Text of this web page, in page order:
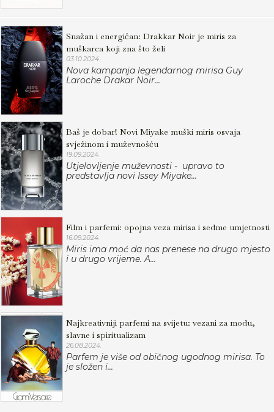
Snažan i energičan: Drakkar Noir je miris za
muškarca koji zna što želi
03.10.2024.
Nova kampanja legendarnog mirisa Guy
Laroche Drakar Noir...
Baš je dobar! Novi Miyake muški miris osvaja
svježinom i muževnošću
19.09.2024.
Utjelovljenje muževnosti - upravo to
predstavlja novi Issey Miyake...
Film i parfemi: opojna veza mirisa i sedme umjetnosti
16.09.2024.
Miris ima moć da nas prenese na drugo mjesto
i u drugo vrijeme. A...
Najkreativniji parfemi na svijetu: vezani za modu,
slavne i spiritualizam
26.08.2024.
Parfem je više od običnog ugodnog mirisa. To
je složen i...